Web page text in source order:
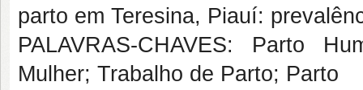
parto em Teresina, Piauí:
PALAVRAS-CHAVES: Parto
Mulher; Trabalho de Parto; Parto